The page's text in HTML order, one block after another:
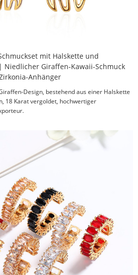
mit Halskette und
Giraffen-Kawaii-Schmuck
Anhänger
Design, bestehend aus einer Halskette
18 Karat vergoldet, hochwertiger